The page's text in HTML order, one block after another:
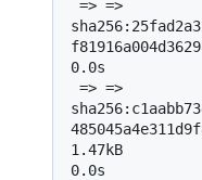
0.0s
1.47kB
0.0s